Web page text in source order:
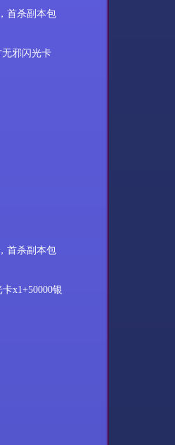
，首杀副本包
邪闪光卡
，首杀副本包
卡x1+50000银